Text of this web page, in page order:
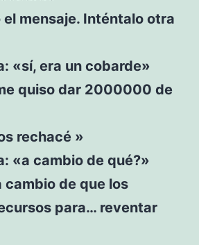
el mensaje. Inténtalo otra
«sí, era un cobarde»
quiso dar 2000000 de
rechacé »
«a cambio de qué?»
cambio de que los
para… reventar